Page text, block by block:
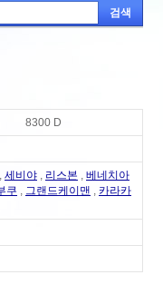
검색
8300 D
, 세비야 , 리스본 , 베네치아
쿠 , 그랜드케이맨 , 카라카